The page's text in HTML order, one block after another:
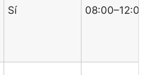
Sí 08:00–12:00